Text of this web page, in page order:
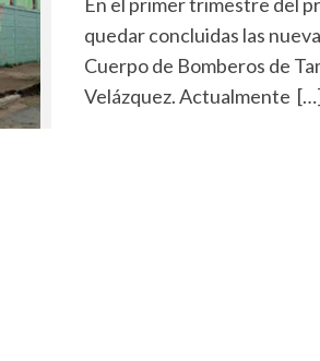
quedar concluidas las
Cuerpo de Bomberos de
Velázquez. Actualmente